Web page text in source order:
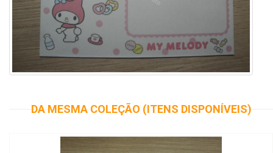
DA MESMA COLEÇÃO (ITENS DISPONÍVEIS)